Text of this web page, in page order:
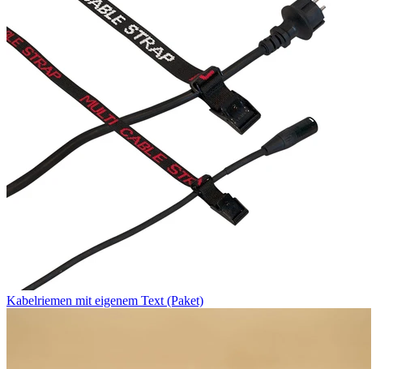
Kabelriemen mit eigenem Text (Paket)